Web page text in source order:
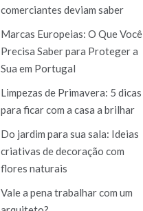
comerciantes deviam saber
Marcas Europeias: O Que Você
Precisa Saber para Proteger a
Sua em Portugal
Limpezas de Primavera: 5 dicas
para ficar com a casa a brilhar
Do jardim para sua sala: Ideias
criativas de decoração com
flores naturais
Vale a pena trabalhar com um